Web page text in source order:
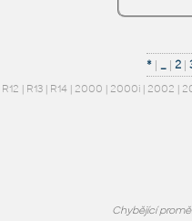
* | _ |2 |
R12 | R13| R14| 2000 | 2000i| 2002 |
Chybějící